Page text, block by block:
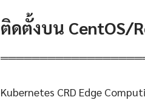
ติดตั้งบน CentOS/
Kubernetes CRD Edge